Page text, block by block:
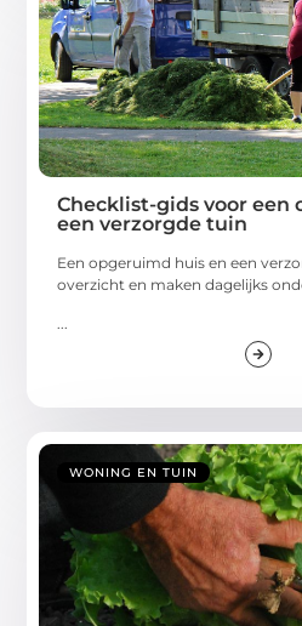
Checklist-gids voor een
een verzorgde tuin
Een opgeruimd huis en een
overzicht en maken dagelijks
...
WONING EN TUIN